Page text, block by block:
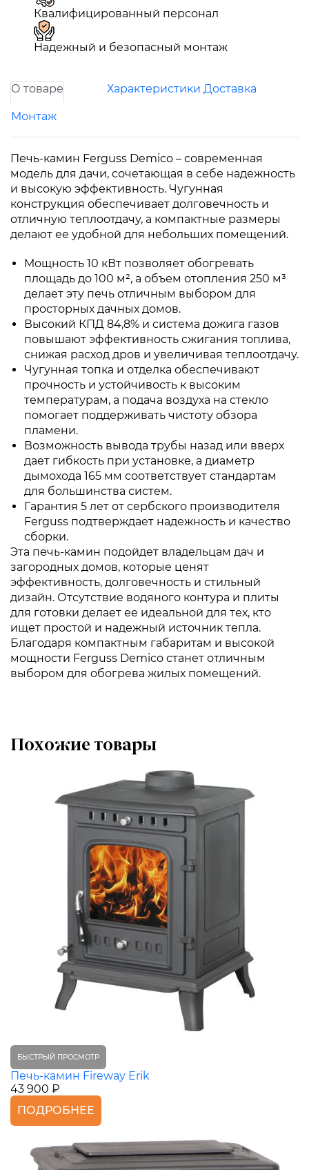
Квалифицированный персонал
Надежный и безопасный монтаж
О товаре Характеристики Доставка
Монтаж
Печь-камин Ferguss Demico – современная
модель для дачи, сочетающая в себе надежность
и высокую эффективность. Чугунная
конструкция обеспечивает долговечность и
отличную теплоотдачу, а компактные размеры
делают ее удобной для небольших помещений.
Мощность 10 кВт позволяет обогревать
площадь до 100 м², а объем отопления 250 м³
делает эту печь отличным выбором для
просторных дачных домов.
Высокий КПД 84,8% и система дожига газов
повышают эффективность сжигания топлива,
снижая расход дров и увеличивая теплоотдачу.
Чугунная топка и отделка обеспечивают
прочность и устойчивость к высоким
температурам, а подача воздуха на стекло
помогает поддерживать чистоту обзора
пламени.
Возможность вывода трубы назад или вверх
дает гибкость при установке, а диаметр
дымохода 165 мм соответствует стандартам
для большинства систем.
Гарантия 5 лет от сербского производителя
Ferguss подтверждает надежность и качество
сборки.
Эта печь-камин подойдет владельцам дач и
загородных домов, которые ценят
эффективность, долговечность и стильный
дизайн. Отсутствие водяного контура и плиты
для готовки делает ее идеальной для тех, кто
ищет простой и надежный источник тепла.
Благодаря компактным габаритам и высокой
мощности Ferguss Demico станет отличным
выбором для обогрева жилых помещений.
Похожие товары
БЫСТРЫЙ ПРОСМОТР
Печь-камин Fireway Erik
43 900 ₽
ПОДРОБНЕЕ